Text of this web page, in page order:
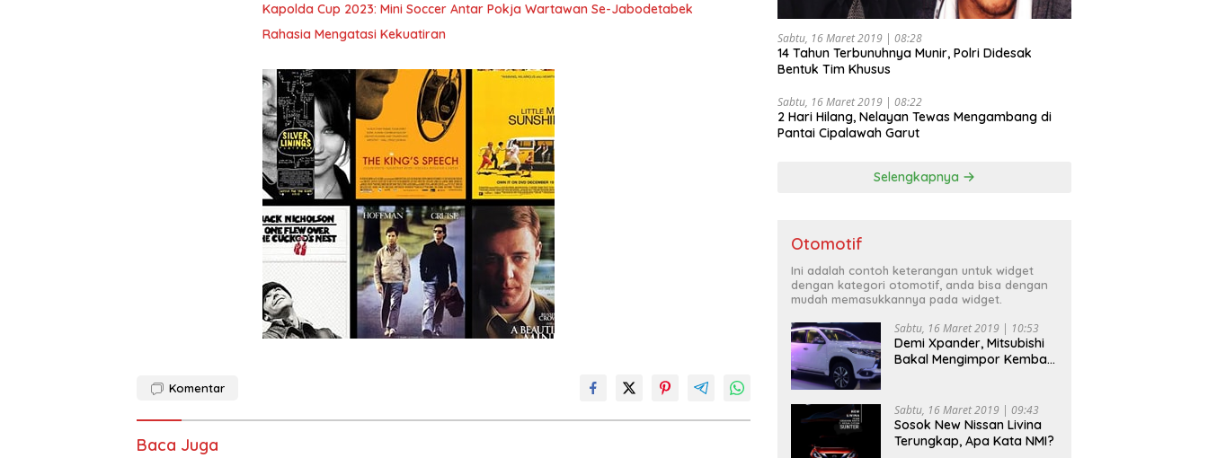
Kapolda Cup 2023: Mini Soccer Antar Pokja Wartawan Se-Jabodetabek
Rahasia Mengatasi Kekuatiran
Komentar
Baca Juga
Sabtu, 16 Maret 2019 | 08:28
14 Tahun Terbunuhnya Munir, Polri Didesak
Bentuk Tim Khusus
Sabtu, 16 Maret 2019 | 08:22
2 Hari Hilang, Nelayan Tewas Mengambang di
Pantai Cipalawah Garut
Selengkapnya
Otomotif
Ini adalah contoh keterangan untuk widget
dengan kategori otomotif, anda bisa dengan
mudah memasukkannya pada widget.
Sabtu, 16 Maret 2019 | 10:53
Demi Xpander, Mitsubishi
Bakal Mengimpor Kembali
Sabtu, 16 Maret 2019 | 09:43
Sosok New Nissan Livina
Terungkap, Apa Kata NMI?